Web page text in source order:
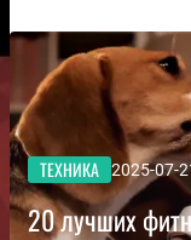
ТЕХНИКА 2025-07-
20 лучших